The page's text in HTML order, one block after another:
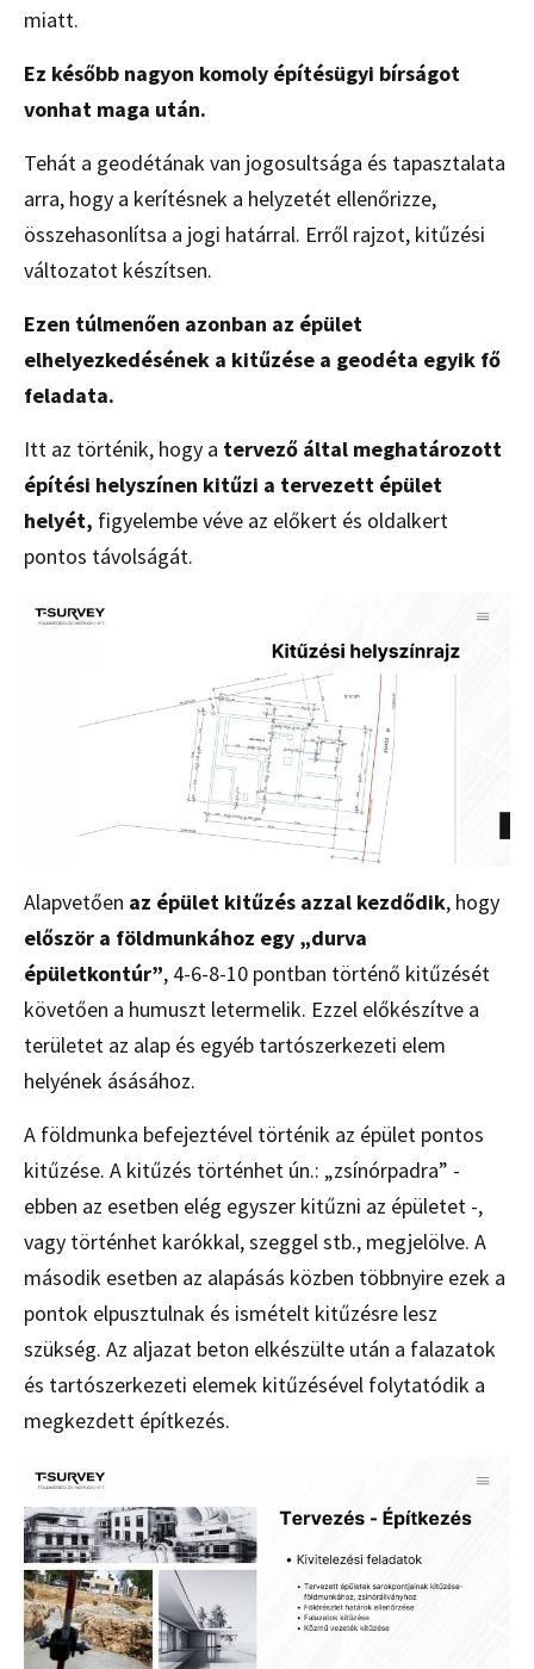
miatt.
Ez később nagyon komoly építésügyi bírságot
vonhat maga után.
Tehát a geodétának van jogosultsága és tapasztalata
arra, hogy a kerítésnek a helyzetét ellenőrizze,
összehasonlítsa a jogi határral. Erről rajzot, kitűzési
változatot készítsen.
Ezen túlmenően azonban az épület
elhelyezkedésének a kitűzése a geodéta egyik fő
feladata.
Itt az történik, hogy a tervező által meghatározott
építési helyszínen kitűzi a tervezett épület
helyét, figyelembe véve az előkert és oldalkert
pontos távolságát.
Alapvetően az épület kitűzés azzal kezdődik, hogy
először a földmunkához egy „durva
épületkontúr”, 4-6-8-10 pontban történő kitűzését
követően a humuszt letermelik. Ezzel előkészítve a
területet az alap és egyéb tartószerkezeti elem
helyének ásásához.
A földmunka befejeztével történik az épület pontos
kitűzése. A kitűzés történhet ún.: „zsínórpadra” -
ebben az esetben elég egyszer kitűzni az épületet -,
vagy történhet karókkal, szeggel stb., megjelölve. A
második esetben az alapásás közben többnyire ezek a
pontok elpusztulnak és ismételt kitűzésre lesz
szükség. Az aljazat beton elkészülte után a falazatok
és tartószerkezeti elemek kitűzésével folytatódik a
megkezdett építkezés.